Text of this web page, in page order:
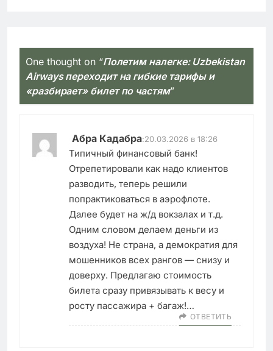
One thought on “Полетим налегке: Uzbekistan
Airways переходит на гибкие тарифы и
«разбирает» билет по частям”
Абра Кадабра:20.03.2026 в 18:26
Типичный финансовый банк!
Отрепетировали как надо клиентов
разводить, теперь решили
попрактиковаться в аэрофлоте.
Далее будет на ж/д вокзалах и т.д.
Одним словом делаем деньги из
воздуха! Не страна, а демократия для
мошенников всех рангов — снизу и
доверху. Предлагаю стоимость
билета сразу привязывать к весу и
росту пассажира + багаж!…
ОТВЕТИТЬ